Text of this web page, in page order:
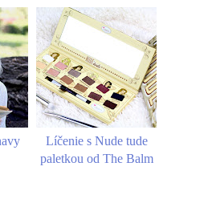
Líčenie s Nude tude
paletkou od The Balm